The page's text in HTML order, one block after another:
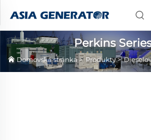
Perkins
Domovská stránka>Produkty>